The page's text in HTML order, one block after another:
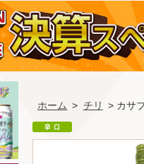
ホーム > チリ > カサ